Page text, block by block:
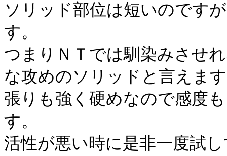
ソリッド部位は短いのです
す。
つまりＮＴでは馴染みさせ
な攻めのソリッドと言えま
張りも強く硬めなので感度
す。
活性が悪い時に是非一度試